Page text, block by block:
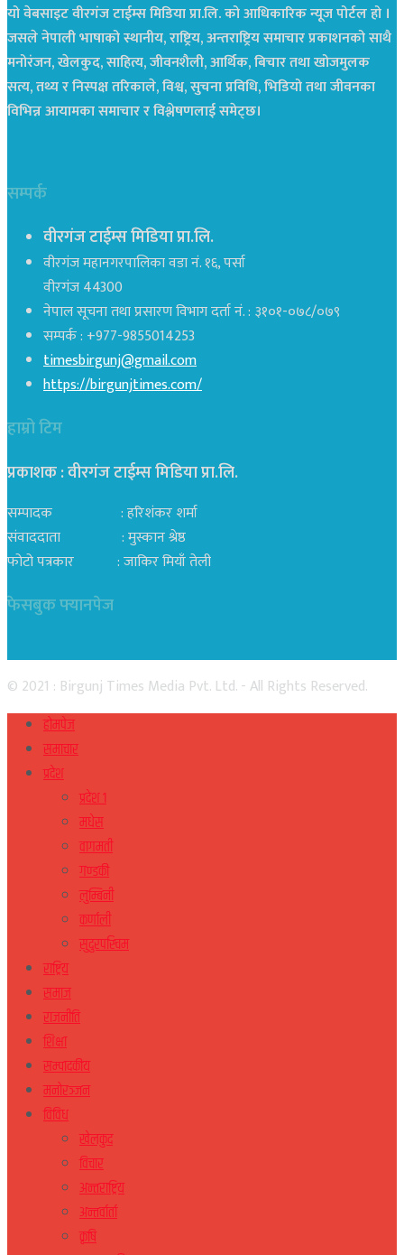
यो वेबसाइट वीरगंज टाईम्स मिडिया प्रा.लि. को आधिकारिक न्यूज पोर्टल हो ।
जसले नेपाली भाषाको स्थानीय, राष्ट्रिय, अन्तराष्ट्रिय समाचार प्रकाशनको साथै
मनोरंजन, खेलकुद, साहित्य, जीवनशैली, आर्थिक, बिचार तथा खोजमुलक
सत्य, तथ्य र निस्पक्ष तरिकाले, विश्व, सुचना प्रविधि, भिडियो तथा जीवनका
विभिन्न आयामका समाचार र विश्लेषणलाई समेट्छ।
सम्पर्क
वीरगंज टाईम्स मिडिया प्रा.लि.
वीरगंज महानगरपालिका वडा नं. १६, पर्सा
वीरगंज 44300
नेपाल सूचना तथा प्रसारण विभाग दर्ता नं. : ३१०१-०७८/०७९
सम्पर्क : +977-9855014253
timesbirgunj@gmail.com
https://birgunjtimes.com/
हाम्रो टिम
प्रकाशक : वीरगंज टाईम्स मिडिया प्रा‍.लि.
सम्पादक : हरिशंकर शर्मा
संवाददाता : मुस्कान श्रेष्ठ
फोटो पत्रकार : जाकिर मियाँ तेली
फेसबुक फ्यानपेज
© 2021 : Birgunj Times Media Pvt. Ltd. - All Rights Reserved.
होमपेज
समाचार
प्रदेश
प्रदेश १
मधेस
वागमती
गण्डकी
लुम्बिनी
कर्णाली
सुदुरपस्चिम
राष्ट्रिय
समाज
राजनीति
शिक्षा
सम्पादकीय
मनोरञ्जन
विविध
खेलकुद
विचार
अन्तराष्ट्रिय
अन्तर्वार्ता
कृषि